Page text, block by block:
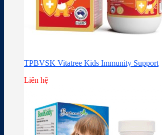
TPBVSK Vitatree Kids Immunity Support
Liên hệ